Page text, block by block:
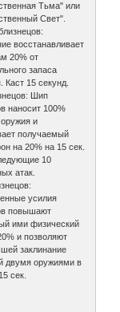
Тьма" или
Свет".
восстанавливает
20% от
запаса
Каст 15 секунд.
Шип
наносит 100%
и
получаемый
на 20% на 15 сек.
10
атак.
усилия
повышают
ими физический
и позволяют
заклинание
двумя оружиями в
сек.